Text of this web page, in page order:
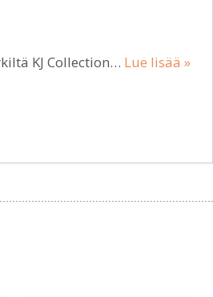
KJ Collection… Lue lisää »